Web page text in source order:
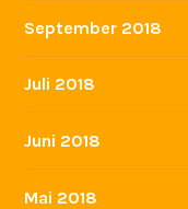
September 2018
Juli 2018
Juni 2018
Mai 2018